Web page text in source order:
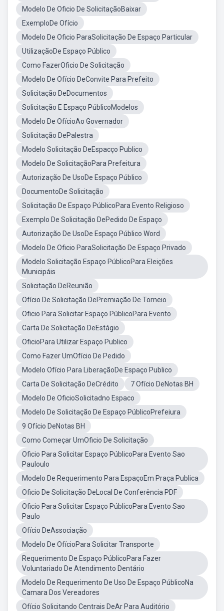
Modelo De Oficio De SolicitaçãoBaixar
ExemploDe Ofício
Modelo De Oficio ParaSolicitação De Espaço Particular
UtilizaçãoDe Espaço Público
Como FazerOficio De Solicitação
Modelo De Ofício DeConvite Para Prefeito
Solicitação DeDocumentos
Solicitação E Espaço PúblicoModelos
Modelo De OfícioAo Governador
Solicitação DePalestra
Modelo Solicitação DeEspacço Publico
Modelo De SolicitaçãoPara Prefeitura
Autorização De UsoDe Espaço Público
DocumentoDe Solicitação
Solicitação De Espaço PúblicoPara Evento Religioso
Exemplo De Solicitação DePedido De Espaço
Autorização De UsoDe Espaço Público Word
Modelo De Oficio ParaSolicitação De Espaço Privado
Modelo Solicitação Espaço PúblicoPara Eleições
Municipáis
Solicitação DeReunião
Ofício De Solicitação DePremiação De Torneio
Oficio Para Solicitar Espaço PúblicoPara Evento
Carta De Solicitação DeEstágio
OficioPara Utilizar Espaço Publico
Como Fazer UmOfício De Pedido
Modelo Ofício Para LiberaçãoDe Espaço Publico
Carta De Solicitação DeCrédito
7 Ofício DeNotas BH
Modelo De OficioSolicitadno Espaco
Modelo De Solicitação De Espaço PúblicoPrefeiura
9 Ofício DeNotas BH
Como Começar UmOficio De Solicitação
Oficio Para Solicitar Espaço PúblicoPara Evento Sao
Pauloulo
Modelo De Requerimento Para EspaçoEm Praça Publica
Oficio De Solicitação DeLocal De Conferência PDF
Oficio Para Solicitar Espaço PúblicoPara Evento Sao
Paulo
Ofício DeAssociação
Modelo De OfícioPara Solicitar Transporte
Requerimento De Espaço PúblicoPara Fazer
Voluntariado De Atendimento Dentário
Modelo De Requerimento De Uso De Espaço PúblicoNa
Camara Dos Vereadores
Ofício Solicitando Centrais DeAr Para Auditório